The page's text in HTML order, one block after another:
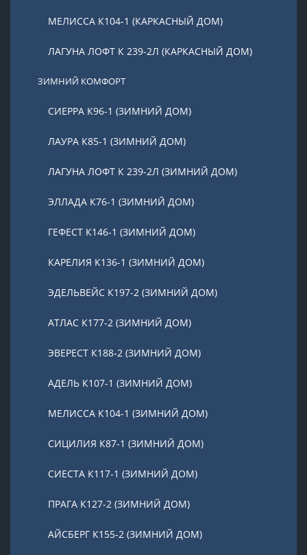
МЕЛИССА К104-1 (КАРКАСНЫЙ ДОМ)
ЛАГУНА ЛОФТ К 239-2Л (КАРКАСНЫЙ ДОМ)
ЗИМНИЙ КОМФОРТ
СИЕРРА К96-1 (ЗИМНИЙ ДОМ)
ЛАУРА К85-1 (ЗИМНИЙ ДОМ)
ЛАГУНА ЛОФТ К 239-2Л (ЗИМНИЙ ДОМ)
ЭЛЛАДА К76-1 (ЗИМНИЙ ДОМ)
ГЕФЕСТ К146-1 (ЗИМНИЙ ДОМ)
КАРЕЛИЯ К136-1 (ЗИМНИЙ ДОМ)
ЭДЕЛЬВЕЙС К197-2 (ЗИМНИЙ ДОМ)
АТЛАС К177-2 (ЗИМНИЙ ДОМ)
ЭВЕРЕСТ К188-2 (ЗИМНИЙ ДОМ)
АДЕЛЬ К107-1 (ЗИМНИЙ ДОМ)
МЕЛИССА К104-1 (ЗИМНИЙ ДОМ)
СИЦИЛИЯ К87-1 (ЗИМНИЙ ДОМ)
СИЕСТА К117-1 (ЗИМНИЙ ДОМ)
ПРАГА К127-2 (ЗИМНИЙ ДОМ)
АЙСБЕРГ К155-2 (ЗИМНИЙ ДОМ)